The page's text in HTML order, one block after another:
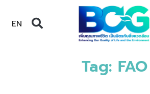
EN
Tag: FAO